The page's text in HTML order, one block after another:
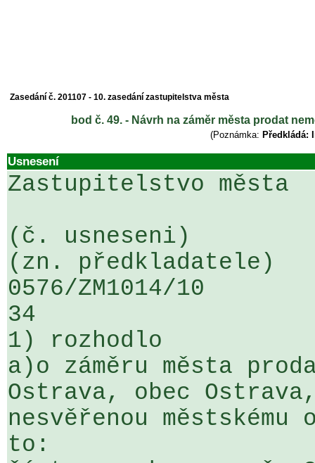
Zasedání č. 201107 - 10. zasedání zastupitelstva města
bod č. 49. - Návrh na záměr města prodat
(Poznámka: Předkládá:
Usnesení
Zastupitelstvo města
(č. usneseni)
(zn. předkladatele)
0576/ZM1014/10
34
1) rozhodlo
a)o záměru města
Ostrava, obec
nesvěřenou
to: